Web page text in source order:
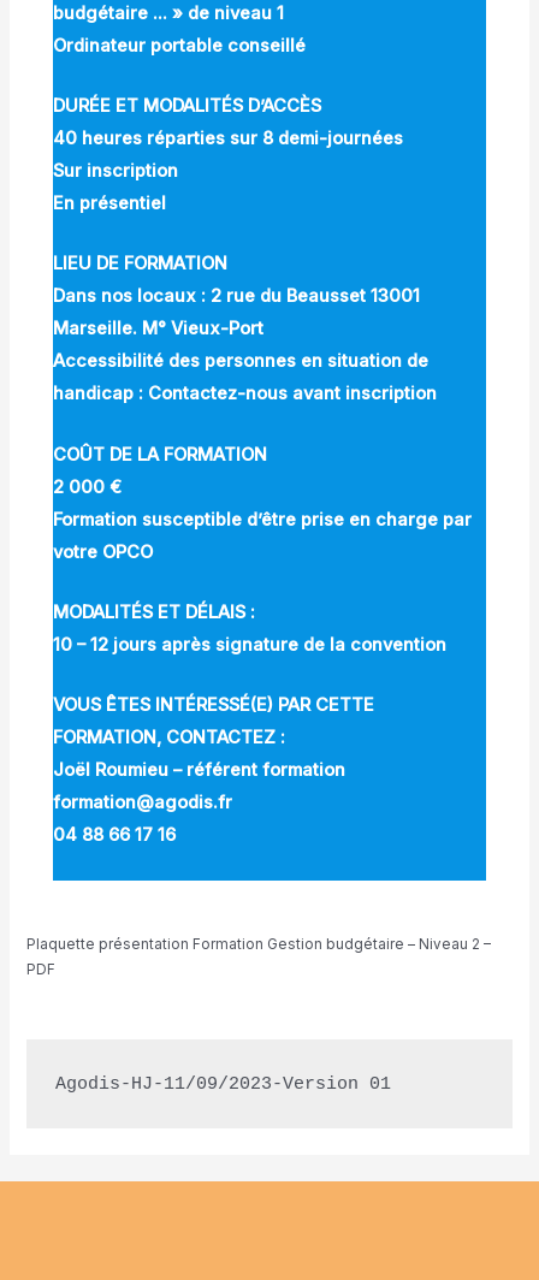
budgétaire … » de niveau 1
Ordinateur portable conseillé
DURÉE ET MODALITÉS D’ACCÈS
40 heures réparties sur 8 demi-journées
Sur inscription
En présentiel
LIEU DE FORMATION
Dans nos locaux : 2 rue du Beausset 13001
Marseille. M° Vieux-Port
Accessibilité des personnes en situation de
handicap : Contactez-nous avant inscription
COÛT DE LA FORMATION
2 000 €
Formation susceptible d’être prise en charge par
votre OPCO
MODALITÉS ET DÉLAIS :
10 – 12 jours après signature de la convention
VOUS ÊTES INTÉRESSÉ(E) PAR CETTE
FORMATION, CONTACTEZ :
Joël Roumieu – référent formation
formation@agodis.fr
04 88 66 17 16
Plaquette présentation Formation Gestion budgétaire – Niveau 2 –
PDF
Agodis-HJ-11/09/2023-Version 01